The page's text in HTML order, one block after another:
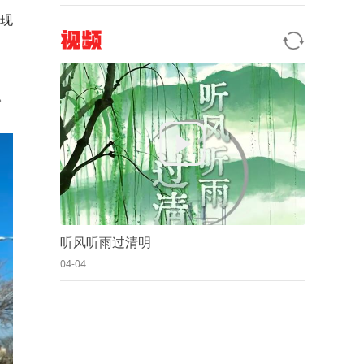
视频
听风听雨过清明
04-04